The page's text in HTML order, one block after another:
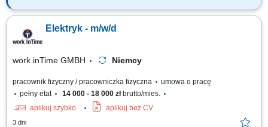
Opis stanowiska: Montaż szaf sterowniczych na podstawie schematów
rysunkiem technicznym; Okablowanie modułów oraz wykonywanie
połączeń elektrycznych; Przeprowadzanie testów funkcjonalnych i
Elektryk - m/w/d
work inTime GMBH Niemcy
pracownik fizyczny / pracowniczka fizyczna
umowa o pracę
pełny etat
14 000 - 18 000 złbrutto/mies.
aplikuj szybko
aplikuj bez CV
3 dni